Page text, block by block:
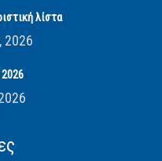
λίστα
2026